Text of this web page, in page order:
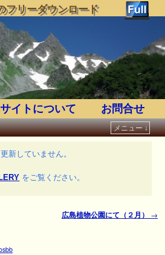
フリーダウンロード
トについて お問合せ
メニュー ↓
新していません。
をご覧ください。
広島植物公園にて（２月） →